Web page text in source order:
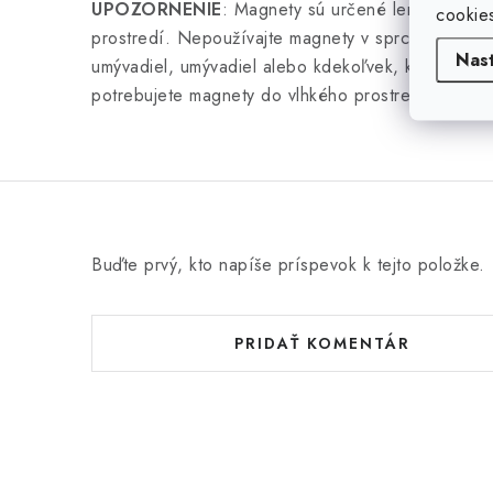
UPOZORNENIE: Magnety sú určené len na
prostredí. Nepoužívajte magnety v sprchových
umývadiel, umývadiel alebo kdekoľvek, kde by na
potrebujete magnety do vlhkého prostredia,
Buďte prvý, kto napíše príspevok k tejto položke.
PRIDAŤ KOMENTÁR